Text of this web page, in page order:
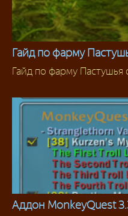
Фарм
Гайд по фарму
Гайд по фарму Пастушья
Аддон MonkeyQuest